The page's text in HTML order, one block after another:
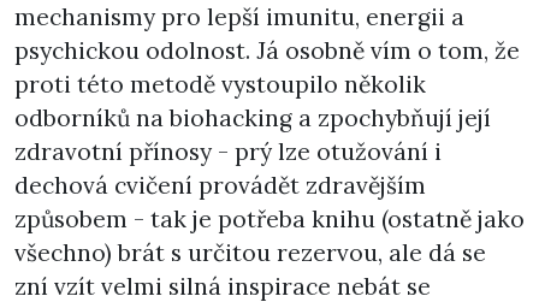
mechanismy pro lepší imunitu, energii a
psychickou odolnost. Já osobně vím o tom, že
proti této metodě vystoupilo několik
odborníků na biohacking a zpochybňují její
zdravotní přínosy - prý lze otužování i
dechová cvičení provádět zdravějším
způsobem - tak je potřeba knihu (ostatně jako
všechno) brát s určitou rezervou, ale dá se
zní vzít velmi silná inspirace nebát se